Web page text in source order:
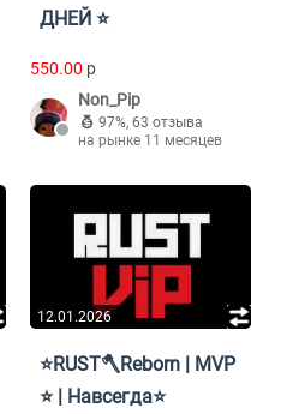
ДНЕЙ ⭐
550.00 p
Non_Pip
97%, 63 отзыва
на рынке 11 месяцев
12.01.2026
⭐RUST🪓Reborn | MVP
⭐ | Навсегда⭐